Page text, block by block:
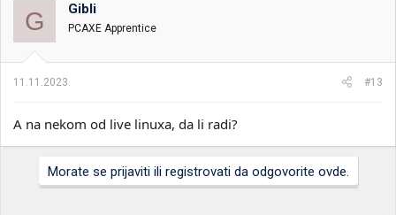
G Gibli
PCAXE Apprentice
11.11.2023. #13
A na nekom od live linuxa, da li radi?
Morate se prijaviti ili registrovati da odgovorite ovde.